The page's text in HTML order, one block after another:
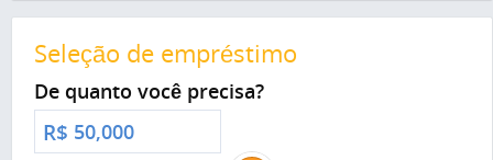
Seleção de empréstimo
De quanto você precisa?
R$